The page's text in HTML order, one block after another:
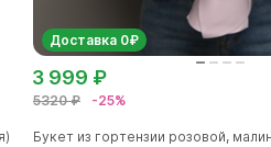
Доставка 0₽
5320 ₽ -25%
3 999 ₽
Букет из гортензии розовой,